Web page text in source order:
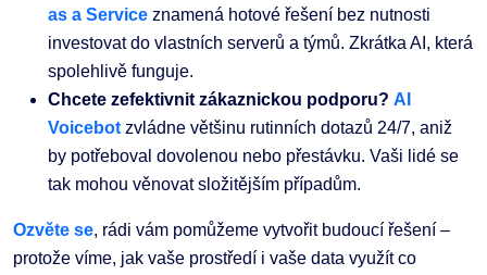
as a Service znamená hotové řešení bez nutnosti
investovat do vlastních serverů a týmů. Zkrátka AI, která
spolehlivě funguje.
Chcete zefektivnit zákaznickou podporu? AI
Voicebot zvládne většinu rutinních dotazů 24/7, aniž
by potřeboval dovolenou nebo přestávku. Vaši lidé se
tak mohou věnovat složitějším případům.
Ozvěte se, rádi vám pomůžeme vytvořit budoucí řešení –
protože víme, jak vaše prostředí i vaše data využít co